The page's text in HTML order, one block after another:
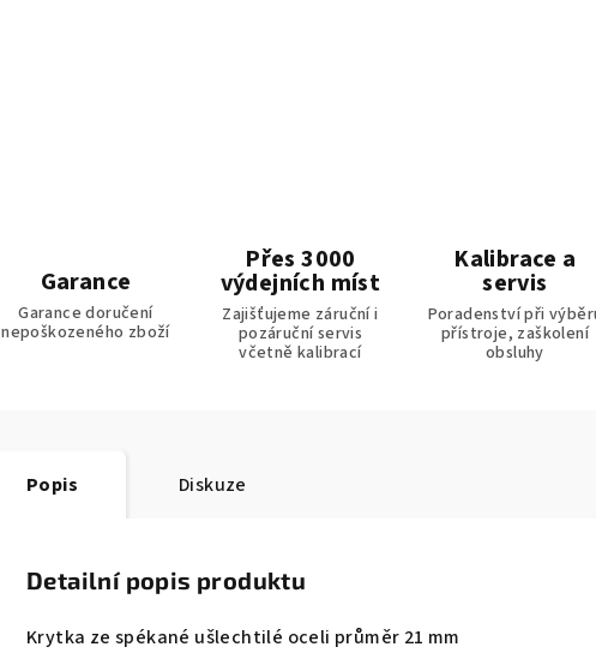
Garance
Garance doručení
nepoškozeného zboží
Přes 3000
výdejních míst
Zajišťujeme záruční i
pozáruční servis
včetně kalibrací
Kalibrace a
servis
Poradenství při
přístroje, zaškolení
obsluhy
Popis Diskuze
Detailní popis produktu
Krytka ze spékané ušlechtilé oceli průměr 21 mm